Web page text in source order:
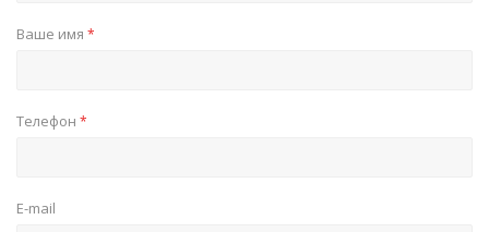
Ваше имя *
Телефон *
E-mail